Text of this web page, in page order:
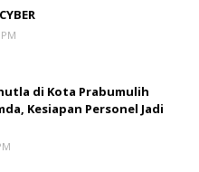
di Kota Prabumulih
Kesiapan Personel Jadi